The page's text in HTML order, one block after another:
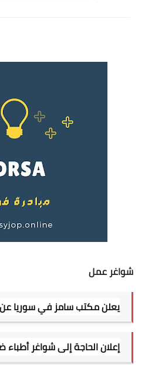
شواغر عمل
يعلن مكتب سامز في سوريا عن
إعلان الحاجة إلى شواغر